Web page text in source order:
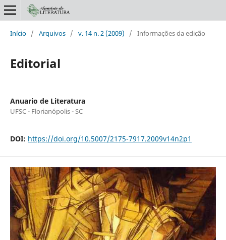
Início / Arquivos / v. 14 n. 2 (2009) / Informações da edição
Editorial
Anuario de Literatura
UFSC - Florianópolis - SC
DOI: https://doi.org/10.5007/2175-7917.2009v14n2p1